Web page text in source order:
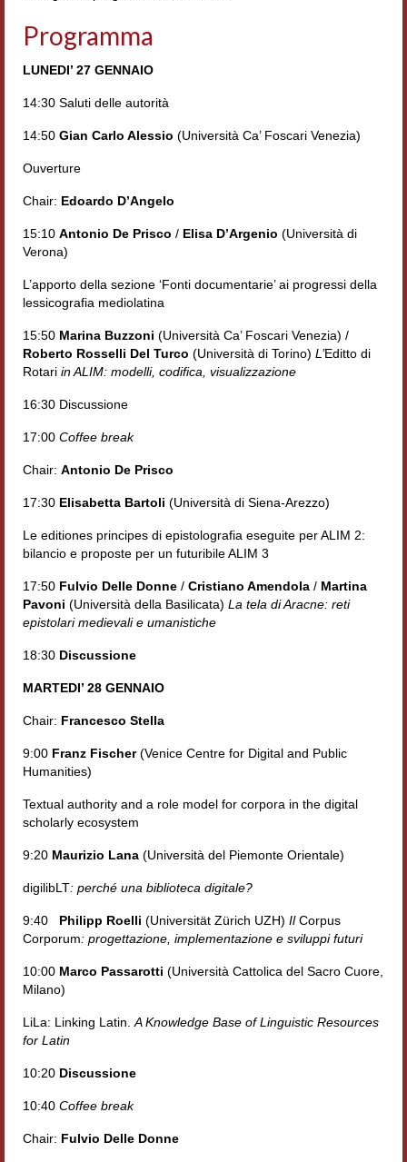
Scrittori Latini dell’Europa Medievale
Corpus Rhythmorum Musicum
Epistolografia
ALIM
Corpus Rhythmorum Musicum
Lo studium aretino del ‘200
DIGIMED
Eurasian Latin Archive
Didattica
Master INFOTEXT
Workshop DH
Storia e forme della canzone
Pubblicazioni
Hagiographica Coreana
Koreanische Literatur und Kultur
Scrittori latini dell’Europa medioevale
Testi Mediolatini
Altri volumi
Semicerchio
Programma
LUNEDI’ 27 GENNAIO
14:30 Saluti delle autorità
14:50 Gian Carlo Alessio (Università Ca’ Foscari Venezia)
Ouverture
Chair: Edoardo D’Angelo
15:10 Antonio De Prisco / Elisa D’Argenio (Università di
Verona)
L’apporto della sezione ‘Fonti documentarie’ ai progressi della
lessicografia mediolatina
15:50 Marina Buzzoni (Università Ca’ Foscari Venezia) /
Roberto Rosselli Del Turco (Università di Torino) L’Editto di
Rotari in ALIM: modelli, codifica, visualizzazione
16:30 Discussione
17:00 Coffee break
Chair: Antonio De Prisco
17:30 Elisabetta Bartoli (Università di Siena-Arezzo)
Le editiones principes di epistolografia eseguite per ALIM 2:
bilancio e proposte per un futuribile ALIM 3
17:50 Fulvio Delle Donne / Cristiano Amendola / Martina
Pavoni (Università della Basilicata) La tela di Aracne: reti
epistolari medievali e umanistiche
18:30 Discussione
MARTEDI’ 28 GENNAIO
Chair: Francesco Stella
9:00 Franz Fischer(Venice Centre for Digital and Public
Humanities)
Textual authority and a role model for corpora in the digital
scholarly ecosystem
9:20 Maurizio Lana (Università del Piemonte Orientale)
digilibLT: perché una biblioteca digitale?
9:40 Philipp Roelli (Universität Zürich UZH) IlCorpus
Corporum: progettazione, implementazione e sviluppi futuri
10:00 Marco Passarotti (Università Cattolica del Sacro Cuore,
Milano)
LiLa: Linking Latin. A Knowledge Base of Linguistic Resources
for Latin
10:20 Discussione
10:40 Coffee break
Chair: Fulvio Delle Donne